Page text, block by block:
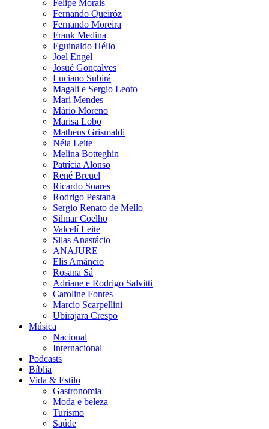
Felipe Morais
Fernando Queiróz
Fernando Moreira
Frank Medina
Eguinaldo Hélio
Joel Engel
Josué Gonçalves
Luciano Subirá
Magali e Sergio Leoto
Mari Mendes
Mário Moreno
Marisa Lobo
Matheus Grismaldi
Néia Leite
Melina Botteghin
Patrícia Alonso
René Breuel
Ricardo Soares
Rodrigo Pestana
Sergio Renato de Mello
Silmar Coelho
Valcelí Leite
Silas Anastácio
ANAJURE
Elis Amâncio
Rosana Sá
Adriane e Rodrigo Salvitti
Caroline Fontes
Marcio Scarpellini
Ubirajara Crespo
Música
Nacional
Internacional
Podcasts
Bíblia
Vida & Estilo
Gastronomia
Moda e beleza
Turismo
Saúde